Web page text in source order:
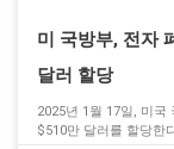
미 국방부, 전자
달러 할당
2025년 1월 17일, 미국
$510만 달러를 할당한